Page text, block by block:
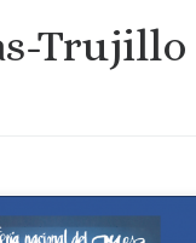
Trujillo